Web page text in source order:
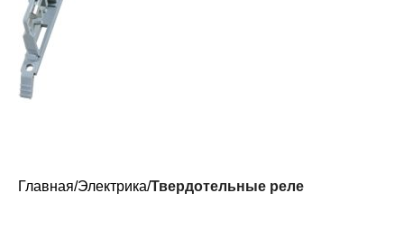
Главная Электрика Твердотельные реле